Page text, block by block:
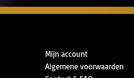
Mijn account
Algemene voorwaarden